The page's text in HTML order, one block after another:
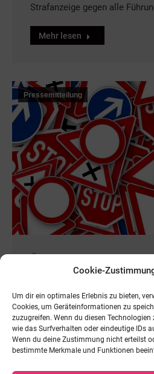
Cookie-
Um dir ein optimales Erlebnis zu bieten,
Cookies, um Geräteinformationen zu
zuzugreifen. Wenn du diesen
wie das Surfverhalten oder eindeutige IDs
Wenn du deine Zustimmung nicht erteilst
bestimmte Merkmale und Funktionen
Strafanzeige gegen alle
Mehr lesen
Pressemitteilung
Überprüfung
Verkehrsschilder.
1 Juni, 2023
Bündnis Deutschland spricht
Verkehrsschilder in
unterziehen. Es werden – wie